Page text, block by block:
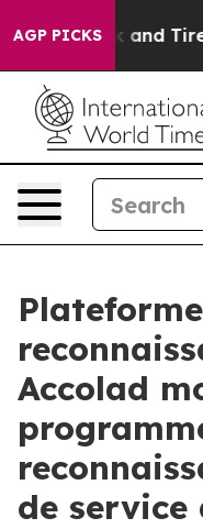
AGP PICKS
and Tired of This
Accolad
de service